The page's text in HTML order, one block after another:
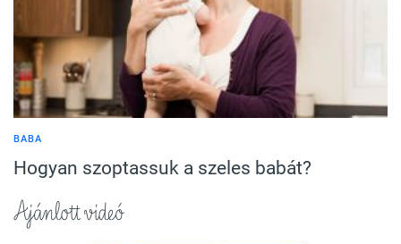
BABA
Hogyan szoptassuk a szeles babát?
Ajánlott videó